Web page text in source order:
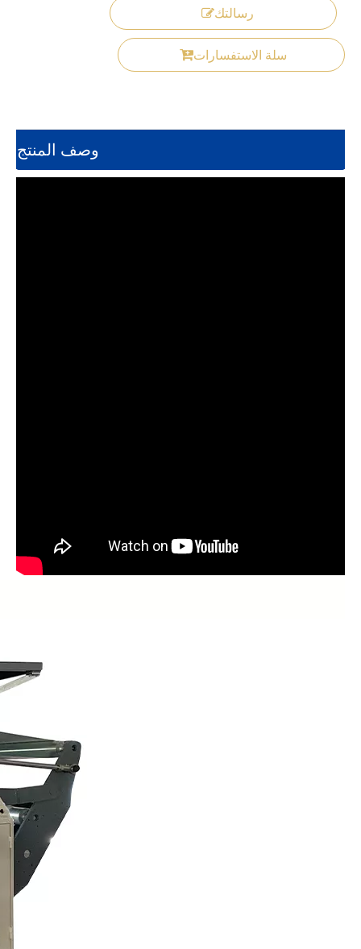
رسالتك
سلة الاستفسارات
وصف المنتج